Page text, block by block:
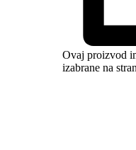
Ovaj proizvod
izabrane na